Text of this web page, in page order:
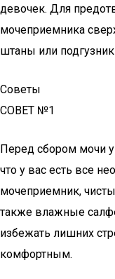
девочек. Для
мочеприемника
штаны или
Советы
СОВЕТ №1
Перед сбором мочи
что у вас есть все
мочеприемник,
также влажные
избежать лишних
комфортным.